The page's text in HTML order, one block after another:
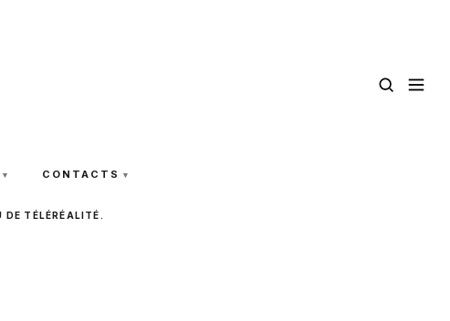
CONTACTS
DE TÉLÉRÉALITÉ.